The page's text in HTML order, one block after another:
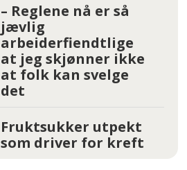
– Reglene nå er så
jævlig
arbeiderfiendtlige
at jeg skjønner ikke
at folk kan svelge
det
Fruktsukker utpekt
som driver for kreft